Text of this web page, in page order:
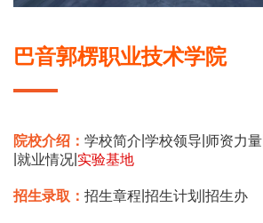
巴音郭楞职业技术学院
院校介绍： 学校简介 学校领导 师资力量
就业情况 实验基地
招生录取： 招生章程 招生计划 招生办